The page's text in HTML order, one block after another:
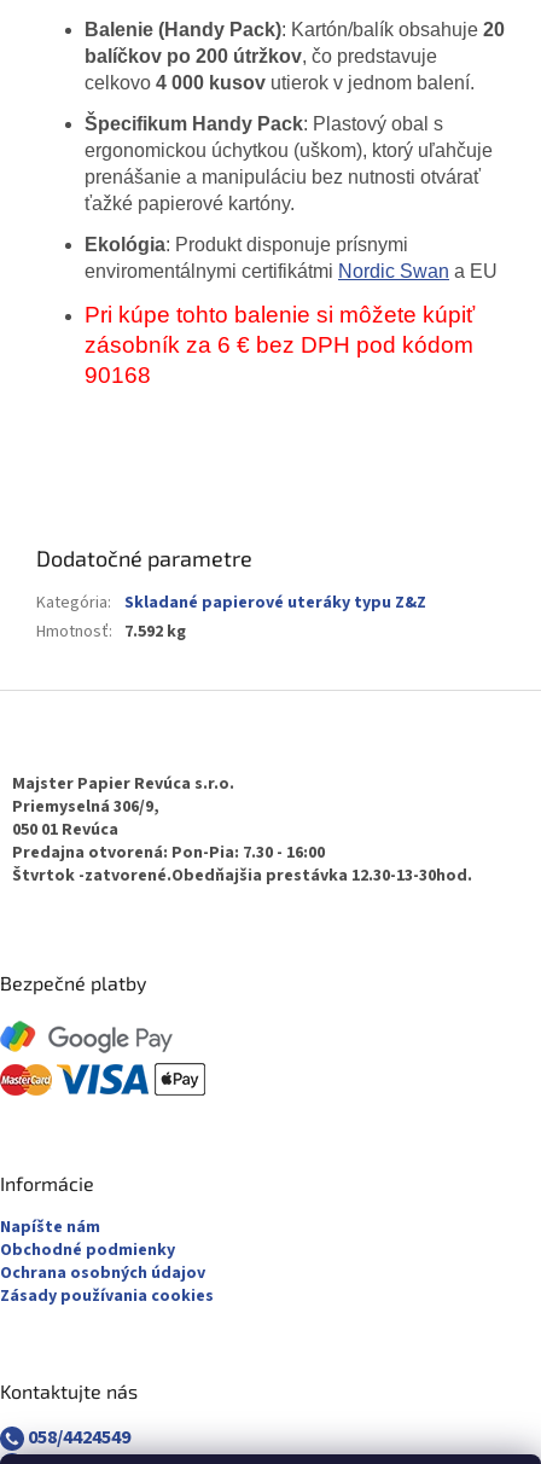
Balenie (Handy Pack): Kartón/balík obsahuje 20
balíčkov po 200 útržkov, čo predstavuje
celkovo 4 000 kusov utierok v jednom balení.
Špecifikum Handy Pack: Plastový obal s
ergonomickou úchytkou (uškom), ktorý uľahčuje
prenášanie a manipuláciu bez nutnosti otvárať
ťažké papierové kartóny.
Ekológia: Produkt disponuje prísnymi
enviromentálnymi certifikátmi Nordic Swan a EU
Pri kúpe tohto balenie si môžete kúpiť
zásobník za 6 € bez DPH pod kódom
90168
Dodatočné parametre
Kategória: Skladané papierové uteráky typu Z&Z
Hmotnosť: 7.592 kg
Majster Papier Revúca s.r.o.
Priemyselná 306/9,
050 01 Revúca
Predajna otvorená: Pon-Pia: 7.30 - 16:00
Štvrtok -zatvorené.Obedňajšia prestávka 12.30-13-30hod.
Bezpečné platby
Informácie
Napíšte nám
Obchodné podmienky
Ochrana osobných údajov
Zásady používania cookies
Kontaktujte nás
058/4424549